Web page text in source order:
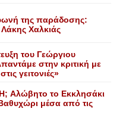
της παράδοσης:
Xαλκιάς
του Γεώργιου
στην κριτική με
γειτονιές»
το Eκκλησάκι
μέσα από τις